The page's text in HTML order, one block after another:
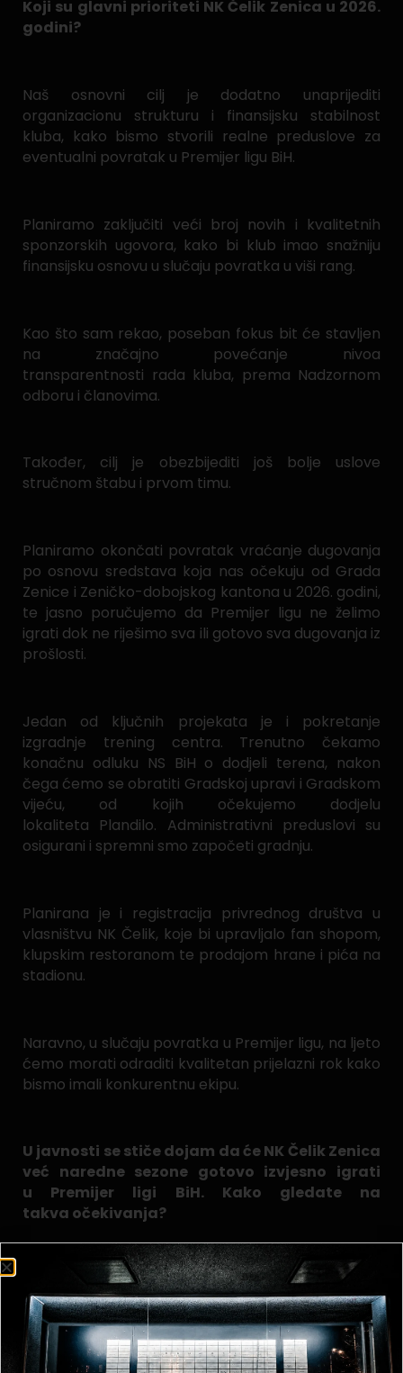
Koji su glavni prioriteti NK Čelik Zenica u 2026.
godini?
Naš osnovni cilj je dodatno unaprijediti
organizacionu strukturu i finansijsku stabilnost
kluba, kako bismo stvorili realne preduslove za
eventualni povratak u Premijer ligu BiH.
Planiramo zaključiti veći broj novih i kvalitetnih
sponzorskih ugovora, kako bi klub imao snažniju
finansijsku osnovu u slučaju povratka u viši rang.
Kao što sam rekao, poseban fokus bit će stavljen
na značajno povećanje nivoa
transparentnosti rada kluba, prema Nadzornom
odboru i članovima.
Također, cilj je obezbijediti još bolje uslove
stručnom štabu i prvom timu.
Planiramo okončati povratak vraćanje dugovanja
po osnovu sredstava koja nas očekuju od Grada
Zenice i Zeničko-dobojskog kantona u 2026. godini,
te jasno poručujemo da Premijer ligu ne želimo
igrati dok ne riješimo sva ili gotovo sva dugovanja iz
prošlosti.
Jedan od ključnih projekata je i pokretanje
izgradnje trening centra. Trenutno čekamo
konačnu odluku NS BiH o dodjeli terena, nakon
čega ćemo se obratiti Gradskoj upravi i Gradskom
vijeću, od kojih očekujemo dodjelu
lokaliteta Plandilo. Administrativni preduslovi su
osigurani i spremni smo započeti gradnju.
Planirana je i registracija privrednog društva u
vlasništvu NK Čelik, koje bi upravljalo fan shopom,
klupskim restoranom te prodajom hrane i pića na
stadionu.
Naravno, u slučaju povratka u Premijer ligu, na ljeto
ćemo morati odraditi kvalitetan prijelazni rok kako
bismo imali konkurentnu ekipu.
U javnosti se stiče dojam da će NK Čelik Zenica
već naredne sezone gotovo izvjesno igrati
u Premijer ligi BiH. Kako gledate na
takva očekivanja?
Daleko smo od toga i ne smatramo takav stav
realnim niti ga želimo poticati. Prije svega, unutar
kluba i svlačionice ne želimo stvarati prevelik
pritisak i imperativ. Isto tako, smatramo da to ne
bi bilo korektno ni prema našim navijačima,